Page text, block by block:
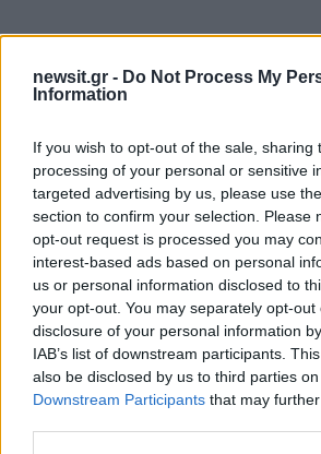
newsit.gr - Do Not Process My
Information
If you wish to opt-out of the sale, sharing
processing of your personal or sensitive
targeted advertising by us, please use
section to confirm your selection. Please
opt-out request is processed you may
interest-based ads based on personal
us or personal information disclosed to
your opt-out. You may separately opt-
disclosure of your personal information
IAB’s list of downstream participants.
also be disclosed by us to third parties
Downstream Participants that may
ΔΙΑΦΗΜΙΣΗ